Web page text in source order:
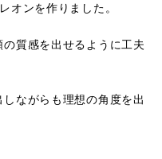
オンを作りました。
質感を出せるように工夫
ながらも理想の角度を出